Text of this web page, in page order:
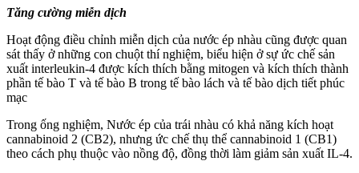
Tăng cường miễn dịch
Hoạt động điều chỉnh miễn dịch của nước ép nhàu cũng được quan
sát thấy ở những con chuột thí nghiệm, biểu hiện ở sự ức chế sản
xuất interleukin-4 được kích thích bằng mitogen và kích thích thành
phần tế bào T và tế bào B trong tế bào lách và tế bào dịch tiết phúc
mạc
Trong ống nghiệm, Nước ép của trái nhàu có khả năng kích hoạt
cannabinoid 2 (CB2), nhưng ức chế thụ thể cannabinoid 1 (CB1)
theo cách phụ thuộc vào nồng độ, đồng thời làm giảm sản xuất IL-4.